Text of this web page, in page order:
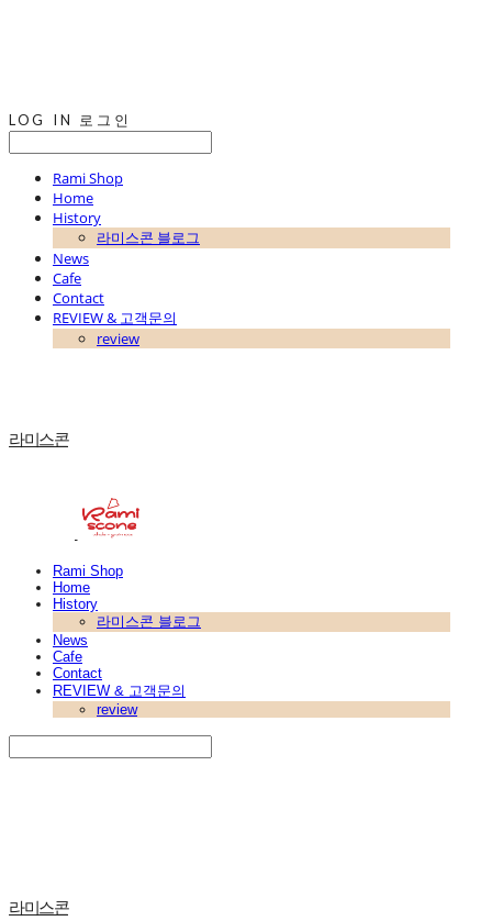
LOG IN 로그인
Rami Shop
Home
History
라미스콘 블로그
News
Cafe
Contact
REVIEW & 고객문의
review
라미스콘
Rami Shop
Home
History
라미스콘 블로그
News
Cafe
Contact
REVIEW & 고객문의
review
라미스콘